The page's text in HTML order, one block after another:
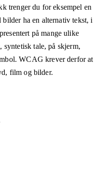
trenger du for eksempel en
bilder ha en alternativ tekst, i
på mange ulike
syntetisk tale, på skjerm,
WCAG krever derfor at
film og bilder.